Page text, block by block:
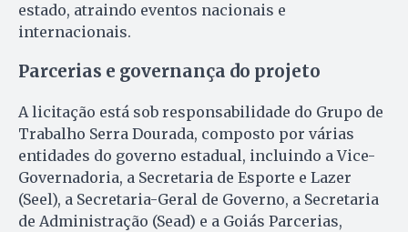
estado, atraindo eventos nacionais e
internacionais.
Parcerias e governança do projeto
A licitação está sob responsabilidade do Grupo de
Trabalho Serra Dourada, composto por várias
entidades do governo estadual, incluindo a Vice-
Governadoria, a Secretaria de Esporte e Lazer
(Seel), a Secretaria-Geral de Governo, a Secretaria
de Administração (Sead) e a Goiás Parcerias,